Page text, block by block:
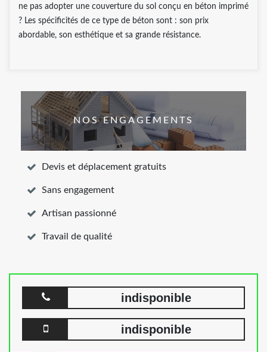
ne pas adopter une couverture du sol conçu en béton imprimé
? Les spécificités de ce type de béton sont : son prix
abordable, son esthétique et sa grande résistance.
NOS ENGAGEMENTS
Devis et déplacement gratuits
Sans engagement
Artisan passionné
Travail de qualité
indisponible
indisponible